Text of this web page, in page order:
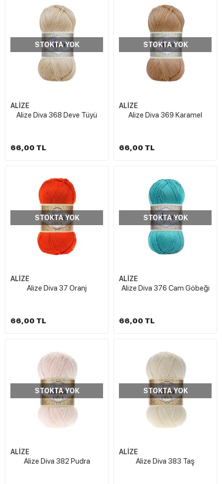
STOKTA YOK
ALİZE
Alize Diva 368 Deve Tüyü
66,00 TL
STOKTA YOK
ALİZE
Alize Diva 369 Karamel
66,00 TL
STOKTA YOK
ALİZE
Alize Diva 37 Oranj
66,00 TL
STOKTA YOK
ALİZE
Alize Diva 376 Cam Göbeği
66,00 TL
STOKTA YOK
ALİZE
Alize Diva 382 Pudra
STOKTA YOK
ALİZE
Alize Diva 383 Taş